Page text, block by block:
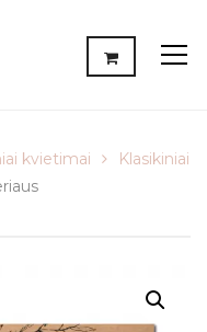
kvietimai
Klasikiniai